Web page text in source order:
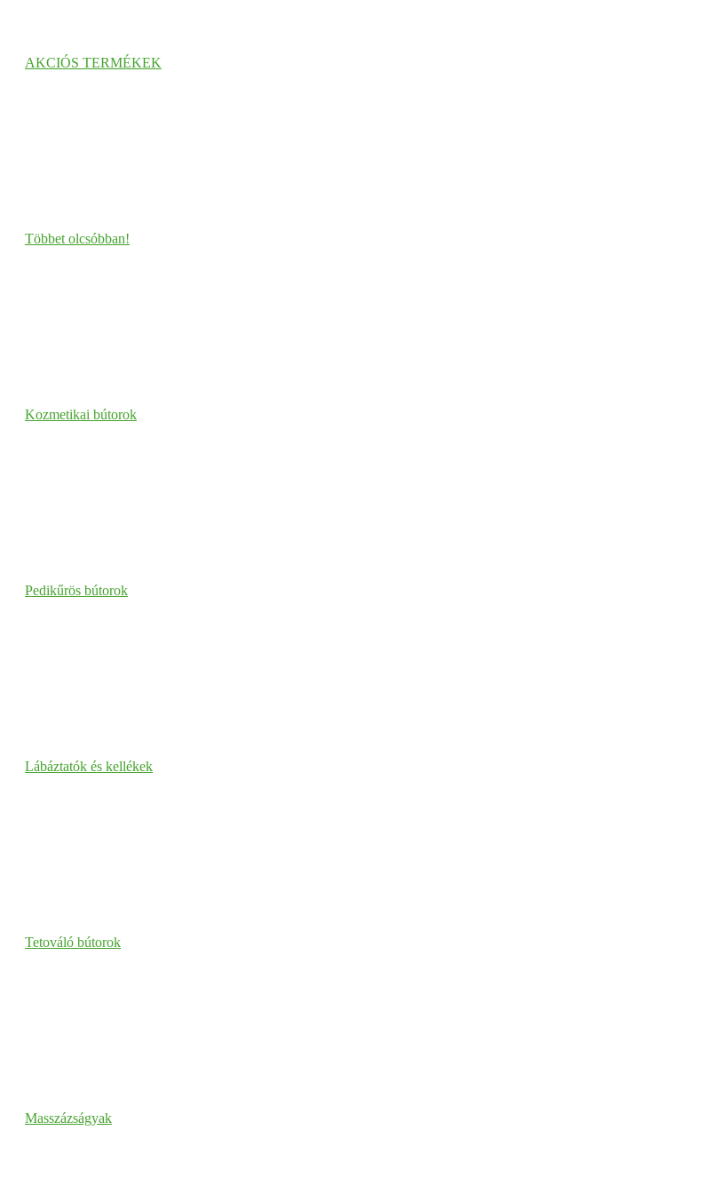
AKCIÓS TERMÉKEK
Többet olcsóbban!
Kozmetikai bútorok
Pedikűrös bútorok
Lábáztatók és kellékek
Tetováló bútorok
Masszázságyak